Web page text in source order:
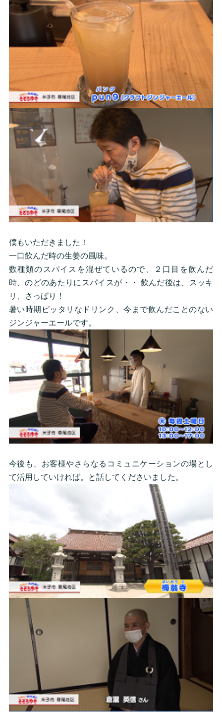
僕もいただきました！
一口飲んだ時の生姜の風味。
数種類のスパイスを混ぜているので、２口目を飲んだ
時、のどのあたりにスパイスが・・ 飲んだ後は、スッキ
リ、さっぱり！
暑い時期ピッタリなドリンク、今まで飲んだことのない
ジンジャーエールです。
今後も、お客様やさらなるコミュニケーションの場とし
て活用していければ。と話してくださいました。